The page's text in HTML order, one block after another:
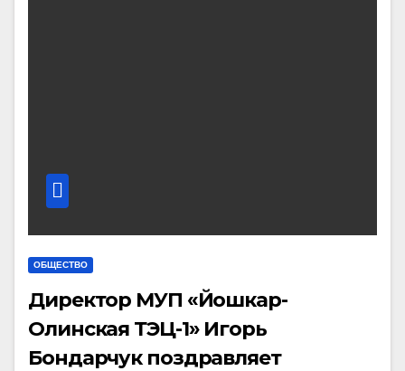
ОБЩЕСТВО
Директор МУП «Йошкар-
Олинская ТЭЦ-1» Игорь
Бондарчук поздравляет